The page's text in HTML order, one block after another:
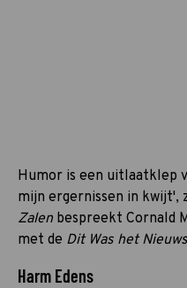
Humor is een uitlaatklep
mijn ergernissen in kwijt',
Zalen bespreekt Cornald
met de Dit Was het Nieuws
Harm Edens